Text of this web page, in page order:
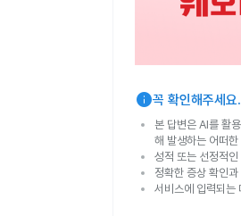
info꼭 확인해주세요.
본 답변은 AI를 활
해 발생하는 어떠
성적 또는 선정적
정확한 증상 확인
서비스에 입력되